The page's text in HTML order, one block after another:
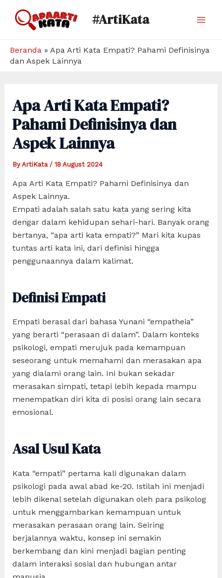
#ArtiKata
Beranda » Apa Arti Kata Empati? Pahami Definisinya
dan Aspek Lainnya
Apa Arti Kata Empati?
Pahami Definisinya dan
Aspek Lainnya
By ArtiKata / 18 August 2024
Apa Arti Kata Empati? Pahami Definisinya dan
Aspek Lainnya.
Empati adalah salah satu kata yang sering kita
dengar dalam kehidupan sehari-hari. Banyak orang
bertanya, “apa arti kata empati?” Mari kita kupas
tuntas arti kata ini, dari definisi hingga
penggunaannya dalam kalimat.
Definisi Empati
Empati berasal dari bahasa Yunani “empatheia”
yang berarti “perasaan di dalam”. Dalam konteks
psikologi, empati merujuk pada kemampuan
seseorang untuk memahami dan merasakan apa
yang dialami orang lain. Ini bukan sekadar
merasakan simpati, tetapi lebih kepada mampu
menempatkan diri kita di posisi orang lain secara
emosional.
Asal Usul Kata
Kata “empati” pertama kali digunakan dalam
psikologi pada awal abad ke-20. Istilah ini menjadi
lebih dikenal setelah digunakan oleh para psikolog
untuk menggambarkan kemampuan untuk
merasakan perasaan orang lain. Seiring
berjalannya waktu, konsep ini semakin
berkembang dan kini menjadi bagian penting
dalam interaksi sosial dan hubungan antar